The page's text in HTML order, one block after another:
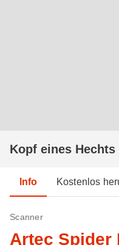
Kopf eines Hechts
Info Kostenlos
Scanner
Artec Spider